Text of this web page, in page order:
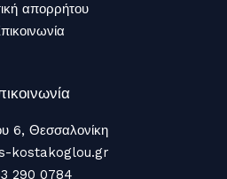
απορρήτου
6, Θεσσαλονίκη
kostakoglou.gr​
290 0784